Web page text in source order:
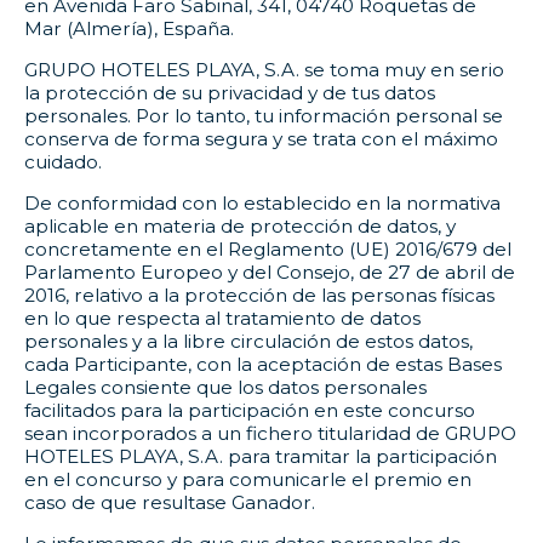
en Avenida Faro Sabinal, 341, 04740 Roquetas de
Mar (Almería), España.
GRUPO HOTELES PLAYA, S.A. se toma muy en serio
la protección de su privacidad y de tus datos
personales. Por lo tanto, tu información personal se
conserva de forma segura y se trata con el máximo
cuidado.
De conformidad con lo establecido en la normativa
aplicable en materia de protección de datos, y
concretamente en el Reglamento (UE) 2016/679 del
Parlamento Europeo y del Consejo, de 27 de abril de
2016, relativo a la protección de las personas físicas
en lo que respecta al tratamiento de datos
personales y a la libre circulación de estos datos,
cada Participante, con la aceptación de estas Bases
Legales consiente que los datos personales
facilitados para la participación en este concurso
sean incorporados a un fichero titularidad de GRUPO
HOTELES PLAYA, S.A. para tramitar la participación
en el concurso y para comunicarle el premio en
caso de que resultase Ganador.